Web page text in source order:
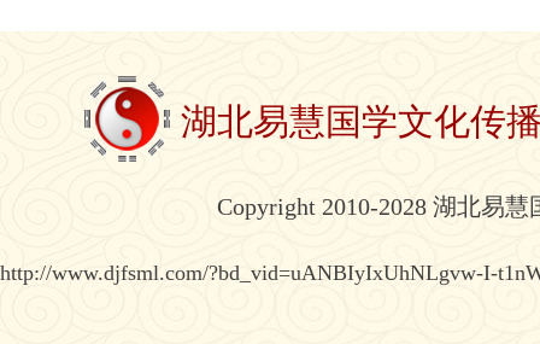
湖北易慧国学文化传
Copyright 2010-2028 湖北易
http://www.djfsml.com/?bd_vid=uANBIyIxUhNLgvw-I-